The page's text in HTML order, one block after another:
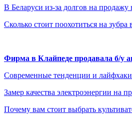
В Беларуси из-за долгов на
Сколько стоит поохотиться на
Фирма в Клайпеде продавала б/у
Современные тенденции и лайфхаки
Замер качества электроэнергии на
Почему вам стоит выбрать